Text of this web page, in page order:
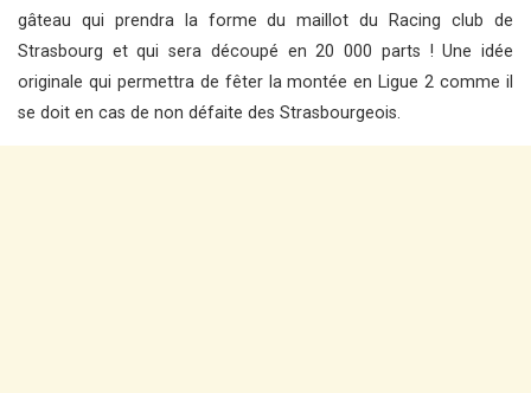
gâteau qui prendra la forme du maillot du Racing club de
Strasbourg et qui sera découpé en 20 000 parts ! Une idée
originale qui permettra de fêter la montée en Ligue 2 comme il
se doit en cas de non défaite des Strasbourgeois.